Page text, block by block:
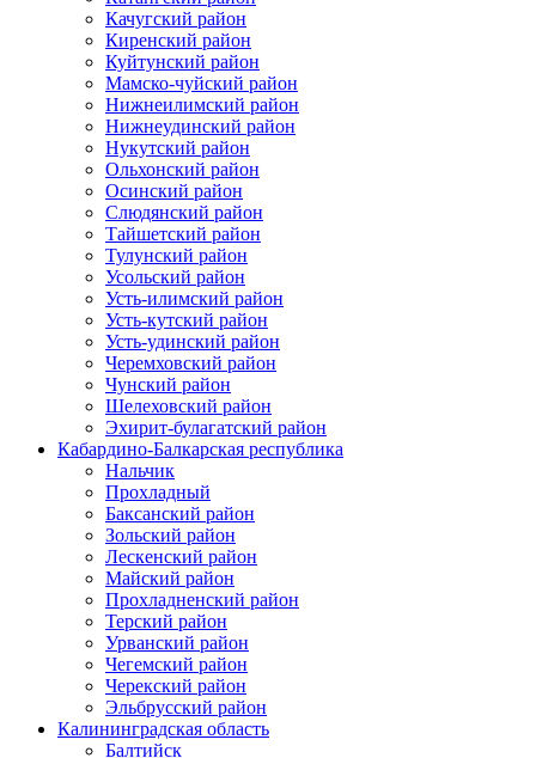
Качугский район
Киренский район
Куйтунский район
Мамско-чуйский район
Нижнеилимский район
Нижнеудинский район
Нукутский район
Ольхонский район
Осинский район
Слюдянский район
Тайшетский район
Тулунский район
Усольский район
Усть-илимский район
Усть-кутский район
Усть-удинский район
Черемховский район
Чунский район
Шелеховский район
Эхирит-булагатский район
Кабардино-Балкарская республика
Нальчик
Прохладный
Баксанский район
Зольский район
Лескенский район
Майский район
Прохладненский район
Терский район
Урванский район
Чегемский район
Черекский район
Эльбрусский район
Калининградская область
Балтийск